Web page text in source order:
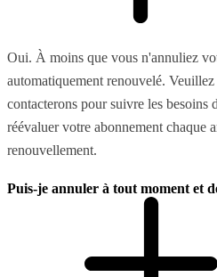
Oui. À moins que vous n'annuliez
automatiquement renouvelé.
contacterons pour suivre les besoins
réévaluer votre abonnement chaque
renouvellement.
Puis-je annuler à tout moment et